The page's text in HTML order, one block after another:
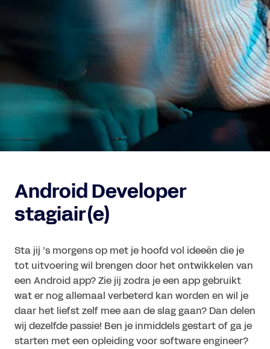
Android Developer
stagiair(e)
Sta jij ’s morgens op met je hoofd vol ideeën die je
tot uitvoering wil brengen door het ontwikkelen van
een Android app? Zie jij zodra je een app gebruikt
wat er nog allemaal verbeterd kan worden en wil je
daar het liefst zelf mee aan de slag gaan? Dan delen
wij dezelfde passie! Ben je inmiddels gestart of ga je
starten met een opleiding voor software engineer?